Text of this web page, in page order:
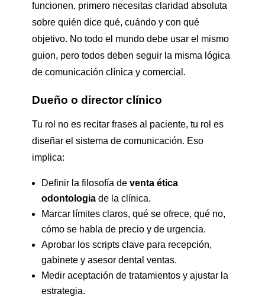
funcionen, primero necesitas claridad absoluta
sobre quién dice qué, cuándo y con qué
objetivo. No todo el mundo debe usar el mismo
guion, pero todos deben seguir la misma lógica
de comunicación clínica y comercial.
Dueño o director clínico
Tu rol no es recitar frases al paciente, tu rol es
diseñar el sistema de comunicación. Eso
implica:
Definir la filosofía de venta ética
odontologiade la clínica.
Marcar límites claros, qué se ofrece, qué no,
cómo se habla de precio y de urgencia.
Aprobar los scripts clave para recepción,
gabinete y asesor dental ventas.
Medir aceptación de tratamientos y ajustar la
estrategia.